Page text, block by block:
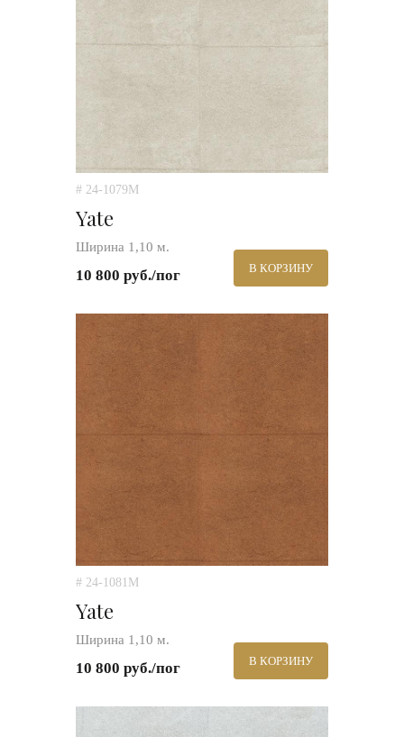
# 24-1079M
Yate
Ширина 1,10 м.
10 800 руб./пог В КОРЗИНУ
# 24-1081M
Yate
Ширина 1,10 м.
10 800 руб./пог В КОРЗИНУ